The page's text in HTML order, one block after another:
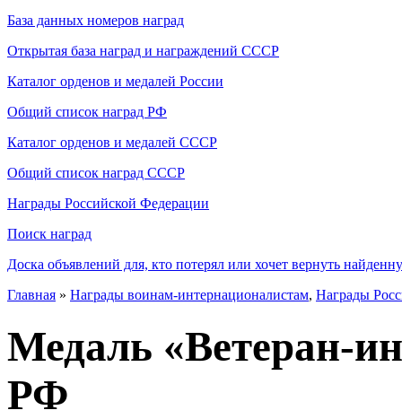
База данных номеров наград
Открытая база наград и награждений СССР
Каталог орденов и медалей России
Общий список наград РФ
Каталог орденов и медалей СССР
Общий список наград СССР
Награды Российской Федерации
Поиск наград
Доска объявлений для, кто потерял или хочет вернуть
Главная » Награды воинам-интернационалистам, Награды
Медаль «Ветеран-
РФ